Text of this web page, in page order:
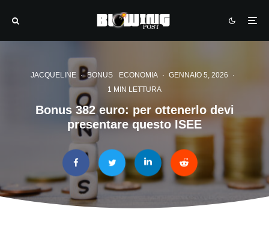
JACQUELINE · BONUS ECONOMIA · GENNAIO 5, 2026
·
1 MIN LETTURA
Bonus 382 euro: per ottenerlo devi
presentare questo ISEE